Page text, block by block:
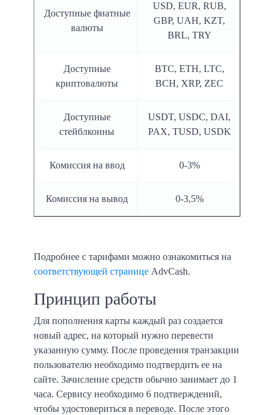
Доступные фиатные
валюты
USD, EUR, RUB,
GBP, UAH, KZT,
BRL, TRY
Доступные
криптовалюты
BTC, ETH, LTC,
BCH, XRP, ZEC
Доступные
стейблкоины
USDT, USDC, DAI,
PAX, TUSD, USDK
Комиссия на ввод 0-3%
Комиссия на вывод 0-3,5%
Подробнее с тарифами можно ознакомиться на
соответствующей странице AdvCash.
Принцип работы
Для пополнения карты каждый раз создается
новый адрес, на который нужно перевести
указанную сумму. После проведения транзакции
пользователю необходимо подтвердить ее на
сайте. Зачисление средств обычно занимает до 1
часа. Сервису необходимо 6 подтверждений,
чтобы удостовериться в переводе. После этого